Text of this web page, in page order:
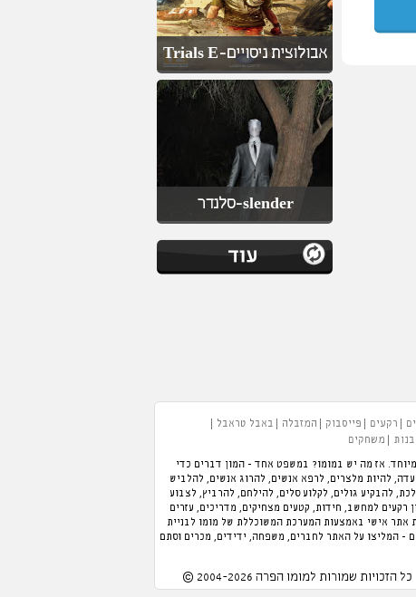
אבולוצית ניסויים-Trials E
slender-סלנדר
רקעים פייסבוק המזבלה
באבל טראבל
משחקים
אז מה יש במומו? במשפט אחד - המון דברים כדי
תוכלו לנהל מלון, לנהל מסעדה, להיות מלצרים, לרפא אנשים, להרוג אנשים, להלביש
להבקיע גולים, לקלוע סלים, להילחם, להרביץ, לצבוע
רקעים למחשב, חידות, קטעים מצחיקים, מדריכים, עזרים
אתר אישי באמצעות המערכת המשוכללת של מומו לבניית
- המליצו על האתר לחברים, משפחה, ידידים, מכרים וסתם
כל הזכויות שמורות למומו הפרה 2004-2026 ©